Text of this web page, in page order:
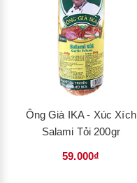
Ông Già IKA - Xúc Xích
Salami Tỏi 200gr
59.000₫